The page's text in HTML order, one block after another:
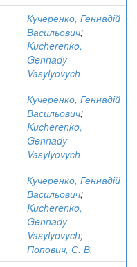
Кучеренко, Геннадій
Васильович;
Kucherenko,
Gennady
Vasylyovych
Кучеренко, Геннадій
Васильович;
Kucherenko,
Gennady
Vasylyovych
Кучеренко, Геннадій
Васильович;
Kucherenko,
Gennady
Vasylyovych;
Попович, С. В.